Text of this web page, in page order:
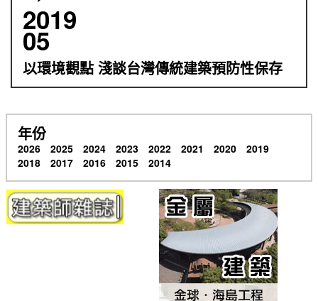
2019
05
以環境觀點 淺談台灣傳統建築預防性保存
年份
2026 2025 2024 2023 2022 2021 2020
2019
2018
2017 2016 2015 2014